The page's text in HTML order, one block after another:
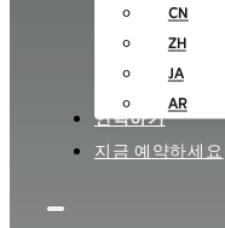
CN
ZH
JA
AR
연락하기
지금 예약하세요